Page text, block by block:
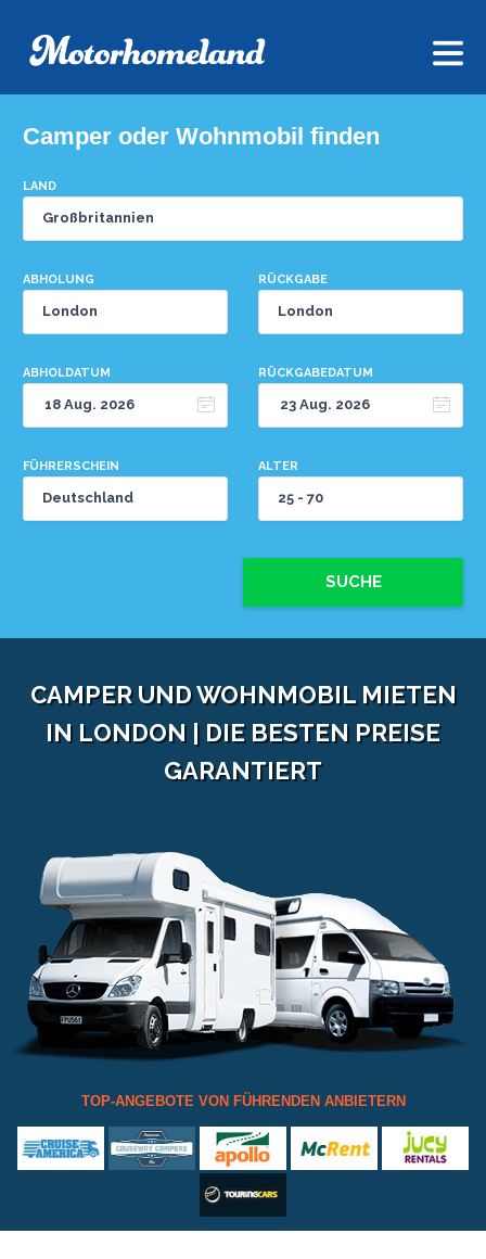
Camper oder Wohnmobil finden
LAND
ABHOLUNG RÜCKGABE
ABHOLDATUM RÜCKGABEDATUM
FÜHRERSCHEIN ALTER
SUCHE
CAMPER UND WOHNMOBIL MIETEN
IN LONDON | DIE BESTEN PREISE
GARANTIERT
TOP-ANGEBOTE VON FÜHRENDEN ANBIETERN